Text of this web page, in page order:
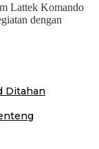
Lattek Komando
dengan
Ditahan